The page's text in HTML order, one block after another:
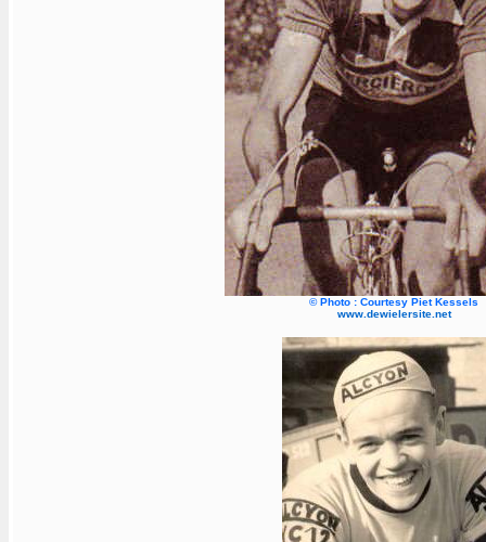
© Photo : Courtesy Piet Kessels
www.dewielersite.net